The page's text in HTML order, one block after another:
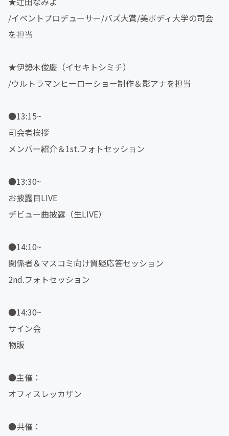
/イベントプロデューサー/バズ大賞/美ボディ大学の司会
を担当
★伊勢木俊慶（イセキトシミチ）
/ウルトラマンヒーローショー制作＆影アナを担当
●13:15~
司会者挨拶
メンバー紹介＆1st.フォトセッション
●13:30~
お披露目LIVE
デビュー曲披露（生LIVE）
●14:10~
関係者＆マスコミ向け質疑応答セッション
2nd.フォトセッション
●14:30~
サイン会
物販
●主催：
オフィスレッカザン
●共催：